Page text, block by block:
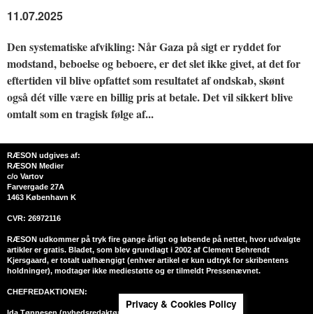
11.07.2025
Den systematiske afvikling: Når Gaza på sigt er ryddet for
modstand, beboelse og beboere, er det slet ikke givet, at det for
eftertiden vil blive opfattet som resultatet af ondskab, skønt
også dét ville være en billig pris at betale. Det vil sikkert blive
omtalt som en tragisk følge af...
RÆSON udgives af:
RÆSON Medier
c/o Vartov
Farvergade 27A
1463 København K
CVR: 26972116
RÆSON udkommer på tryk fire gange årligt og løbende på nettet, hvor udvalgte
artikler er gratis. Bladet, som blev grundlagt i 2002 af Clement Behrendt
Kjersgaard, er totalt uafhængigt (enhver artikel er kun udtryk for skribentens
holdninger), modtager ikke mediestøtte og er tilmeldt Pressenævnet.
CHEFREDAKTIONEN:
Privacy & Cookies Policy